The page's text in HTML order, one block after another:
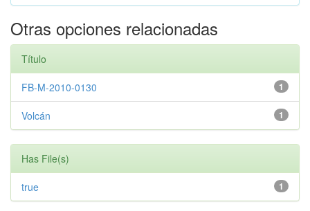
Otras opciones relacionadas
Título
1
FB-M-2010-0130
1
Volcán
Has File(s)
1
true